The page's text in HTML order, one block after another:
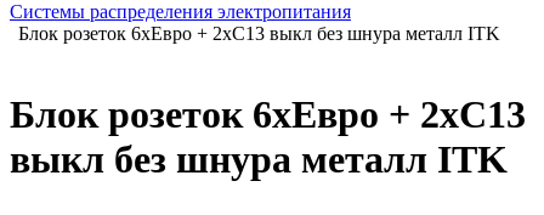
Системы распределения электропитания
Блок розеток 6хЕвро + 2хC13 выкл без шнура металл ITK
Блок розеток 6хЕвро + 2хC13
выкл без шнура металл ITK